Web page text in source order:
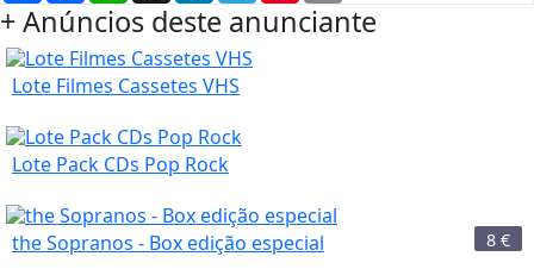
+ Anúncios deste anunciante
Lote Filmes Cassetes VHS
8 €
Lote Pack CDs Pop Rock
the Sopranos - Box edição especial